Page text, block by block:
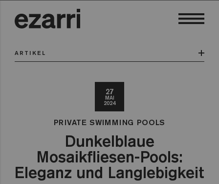
ARTIKEL
27
MAI
2024
PRIVATE SWIMMING POOLS
Dunkelblaue
Mosaikfliesen-Pools:
Eleganz und Langlebigkeit